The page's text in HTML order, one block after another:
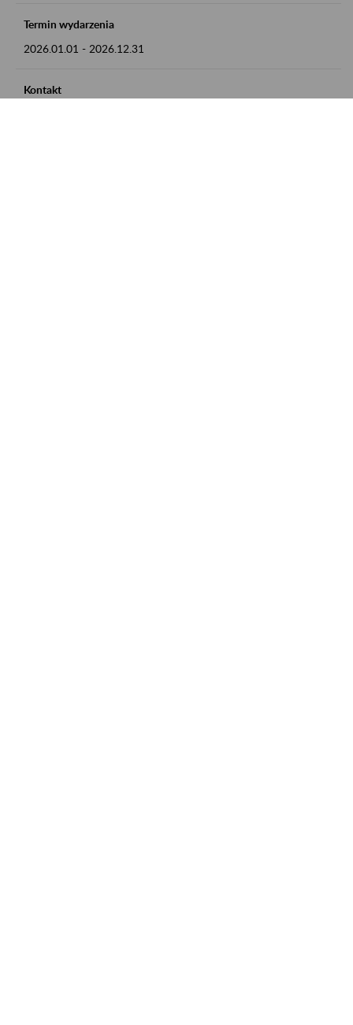
Termin wydarzenia
2026.01.01 - 2026.12.31
Kontakt